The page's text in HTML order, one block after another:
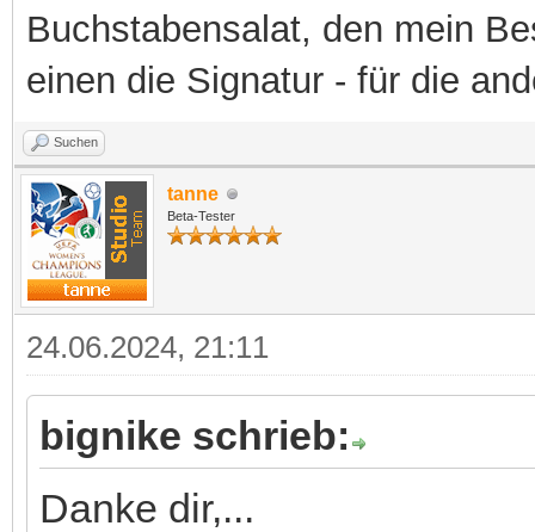
Buchstabensalat, den mein
einen die Signatur - für die
Suchen
tanne
Beta-Tester
24.06.2024, 21:11
bignike schrieb:
Danke dir,...